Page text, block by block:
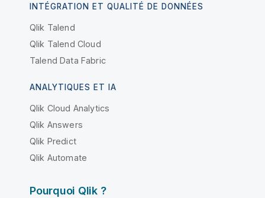
INTÉGRATION ET QUALITÉ DE DONNÉES
Qlik Talend
Qlik Talend Cloud
Talend Data Fabric
ANALYTIQUES ET IA
Qlik Cloud Analytics
Qlik Answers
Qlik Predict
Qlik Automate
Pourquoi Qlik ?